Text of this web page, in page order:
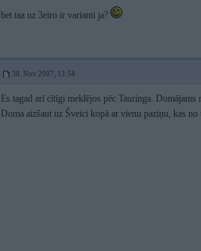
bet taa uz 3eiro ir varianti ja?
30. Nov 2007, 13:58
Es tagad arī cītīgi meklējos pēc Tauringa.
Doma aizšaut uz Šveici kopā ar vienu paziņu, kas